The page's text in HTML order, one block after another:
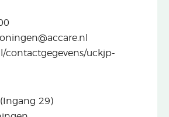
contactgegevens/uckjp-
29)